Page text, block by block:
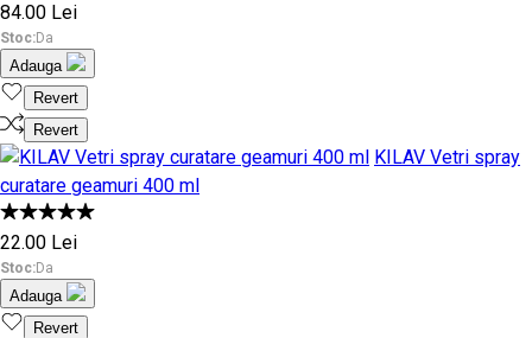
84.00 Lei
Stoc:Da
Adauga
Revert
Revert
KILAV Vetri spray
curatare geamuri 400 ml
22.00 Lei
Stoc:Da
Adauga
Revert